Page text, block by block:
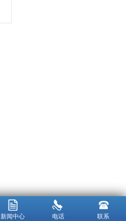
新闻中心 电话 联系